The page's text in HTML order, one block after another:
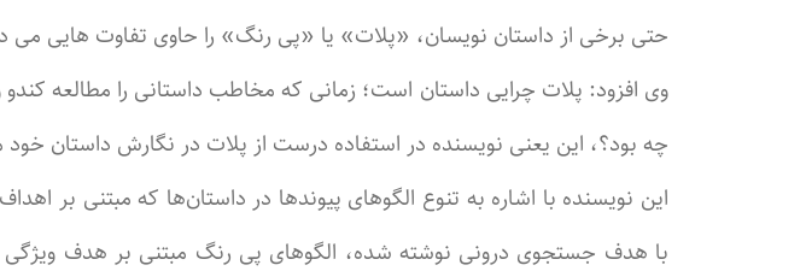
حتی برخی از داستان نویسان، «پلات» یا «پی رنگ» را حاوی تفاوت هایی می
وی افزود: پلات چرایی داستان است؛ زمانی که مخاطب داستانی را مطالعه کندو
چه بود؟، این یعنی نویسنده در استفاده درست از پلات در نگارش داستان
این نویسنده با اشاره به تنوع الگوهای پیوندها در داستان‌ها که مبتنی
با هدف جستجوی درونی نوشته شده، الگوهای پی رنگ مبتنی بر هدف